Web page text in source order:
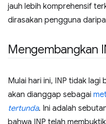
jauh lebih komprehensif
dirasakan pengguna
Mengembangkan
Mulai hari ini, INP tidak
akan dianggap sebagai
tertunda. Ini adalah
bahwa INP telah